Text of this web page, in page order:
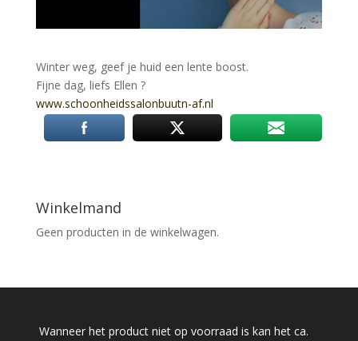
Winter weg, geef je huid een lente boost.
Fijne dag, liefs Ellen ?
www.schoonheidssalonbuutn-af.nl
Winkelmand
Geen producten in de winkelwagen.
Wanneer het product niet op voorraad is kan het ca.